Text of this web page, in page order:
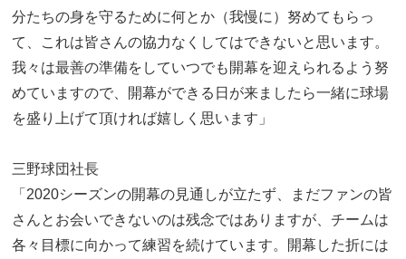
分たちの身を守るために何とか（我慢に）努めてもらっ
て、これは皆さんの協力なくしてはできないと思います。
我々は最善の準備をしていつでも開幕を迎えられるよう努
めていますので、開幕ができる日が来ましたら一緒に球場
を盛り上げて頂ければ嬉しく思います」
三野球団社長
「2020シーズンの開幕の見通しが立たず、まだファンの皆
さんとお会いできないのは残念ではありますが、チームは
各々目標に向かって練習を続けています。開幕した折には